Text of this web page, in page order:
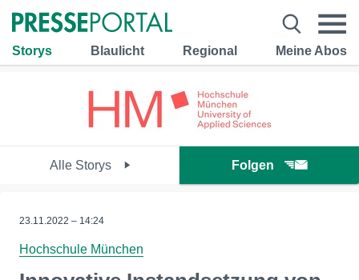
Storys Blaulicht Regional Meine Abos
Alle Storys Folgen
23.11.2022 – 14:24
Hochschule München